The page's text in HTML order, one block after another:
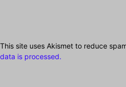
This site uses Akismet to reduce
data is processed.